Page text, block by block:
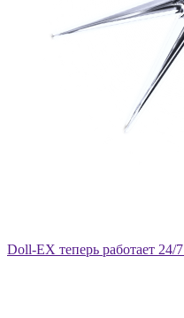
Doll-EX теперь работает 24/7